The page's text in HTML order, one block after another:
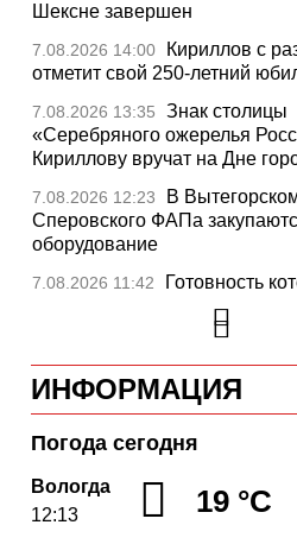
Шексне завершен
7.08.2026 14:00
Кириллов с
отметит свой 250-летний
7.08.2026 13:35
Знак столицы
«Серебряного ожерелья
Кириллову вручат на Дне
7.08.2026 12:23
В
Сперовского ФАПа
оборудование
7.08.2026 11:42
Готовность
отопительному сезону на
7.08.2026 11:25 Новые
установят в двух
Вологодской области
7.08.2026 10:41 В Устюжне
летие города фестивалем
мастерства
ИНФОРМАЦИЯ
Погода сегодня
Вологда
12:13
19 °C